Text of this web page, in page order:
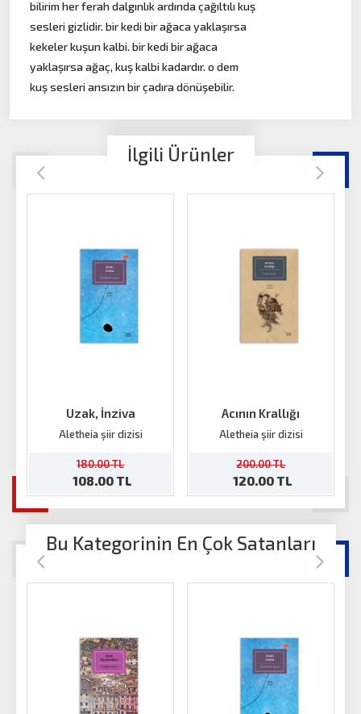
bilirim her ferah dalgınlık ardında çağıltılı kuş
sesleri gizlidir. bir kedi bir ağaca yaklaşırsa
kekeler kuşun kalbi. bir kedi bir ağaca
yaklaşırsa ağaç, kuş kalbi kadardır. o dem
kuş sesleri ansızın bir çadıra dönüşebilir.
İlgili Ürünler
Uzak, İnziva
Aletheia şiir dizisi
180.00 TL
108.00 TL
Acının Krallığı
Aletheia şiir dizisi
200.00 TL
120.00 TL
Bu Kategorinin En Çok Satanları